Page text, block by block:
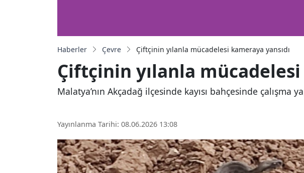
Haberler Çevre Çiftçinin yılanla mücadelesi kameraya yansıdı
Çiftçinin yılanla mücadelesi
Malatya’nın Akçadağ ilçesinde kayısı bahçesinde
Yayınlanma Tarihi: 08.06.2026 13:08